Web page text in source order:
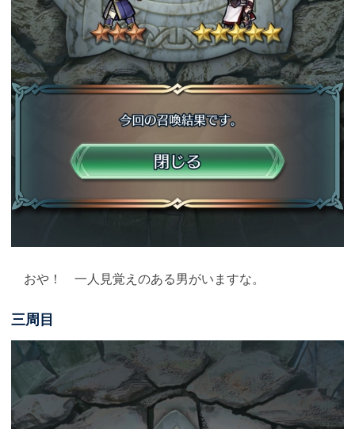
おや！ 一人見覚えのある男がいますな。
三周目